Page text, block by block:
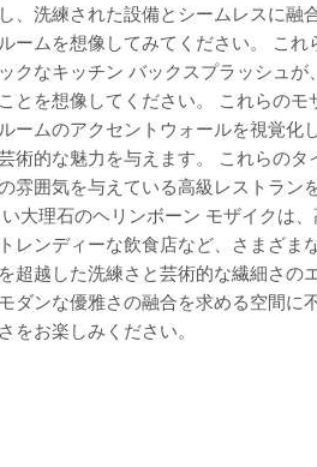
、洗練された設備とシームレスに融
ームを想像してみてください。 こ
クなキッチン バックスプラッシュ
とを想像してください。 これらの
ームのアクセントウォールを視覚化
術的な魅力を与えます。 これらの
雰囲気を与えている高級レストラン
大理石のヘリンボーン モザイクは、
レンディーな飲食店など、さまざま
超越した洗練さと芸術的な繊細さの
ダンな優雅さの融合を求める空間に
をお楽しみください。